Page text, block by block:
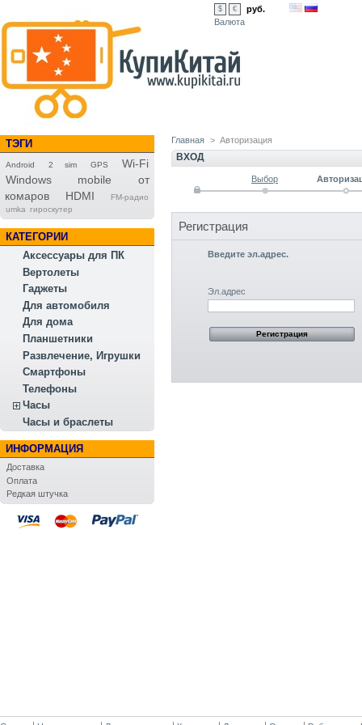
$ €
руб.
Валюта
ТЭГИ
Android 2 sim GPS
Wi-Fi
Windows mobile
от
комаров
HDMI
FM-радио
umka гироскутер
КАТЕГОРИИ
Аксессуары для ПК
Вертолеты
Гаджеты
Для автомобиля
Для дома
Планшетники
Развлечение, Игрушки
Смартфоны
Телефоны
Часы
Часы и браслеты
ИНФОРМАЦИЯ
Доставка
Оплата
Редкая штучка
Главная > Авторизация
ВХОД
Выбор
Регистрация
Введите эл.адрес.
Эл.адрес